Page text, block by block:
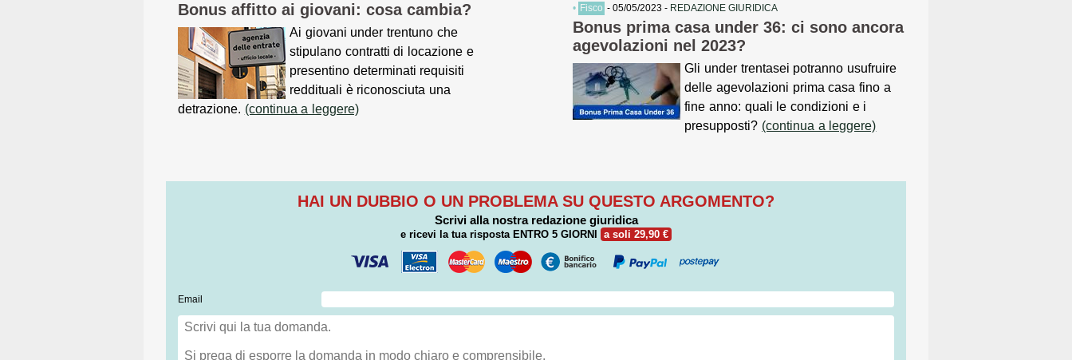
Bonus affitto ai giovani: cosa cambia?
Ai giovani under trentuno che
stipulano contratti di locazione e
presentino determinati requisiti
reddituali è riconosciuta una
detrazione. (continua a leggere)
• Fisco - 05/05/2023 - REDAZIONE GIURIDICA
Bonus prima casa under 36: ci sono ancora
agevolazioni nel 2023?
Gli under trentasei potranno usufruire
delle agevolazioni prima casa fino a
fine anno: quali le condizioni e i
presupposti? (continua a leggere)
HAI UN DUBBIO O UN PROBLEMA SU QUESTO ARGOMENTO?
Scrivi alla nostra redazione giuridica
e ricevi la tua risposta ENTRO 5 GIORNI a soli 29,90 €
Email